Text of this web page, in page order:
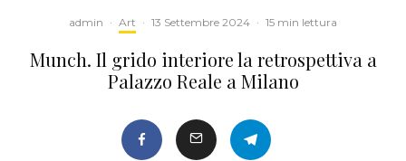
admin · Art · 13 Settembre 2024 · 15 min lettura
Munch. Il grido interiore la retrospettiva a
Palazzo Reale a Milano